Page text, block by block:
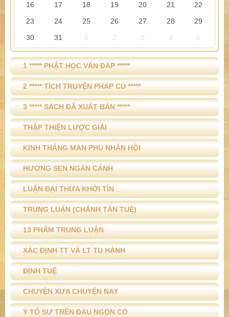
16
17 18 19 20 21
22
23
24 25 26 27 28
29
30
31 1 2 3 4 5
1 ***** PHẬT HỌC VẤN ĐÁP *****
2 ***** TÍCH TRUYỆN PHÁP CÚ *****
3 ***** SÁCH ĐÃ XUẤT BẢN *****
THẬP THIỆN LƯỢC GIẢI
KINH THẮNG MAN PHU NHÂN HỘI
HƯƠNG SEN NGÀN CÁNH
LUẬN ĐẠI THỪA KHỞI TÍN
TRUNG LUẬN (CHÁNH TẤN TUỆ)
13 PHẨM TRUNG LUẬN
XÁC ĐỊNH TT VÀ LT TU HÀNH
ĐỊNH TUỆ
CHUYỆN XƯA CHUYỆN NAY
Ý TỔ SƯ TRÊN ĐẦU NGỌN CỎ